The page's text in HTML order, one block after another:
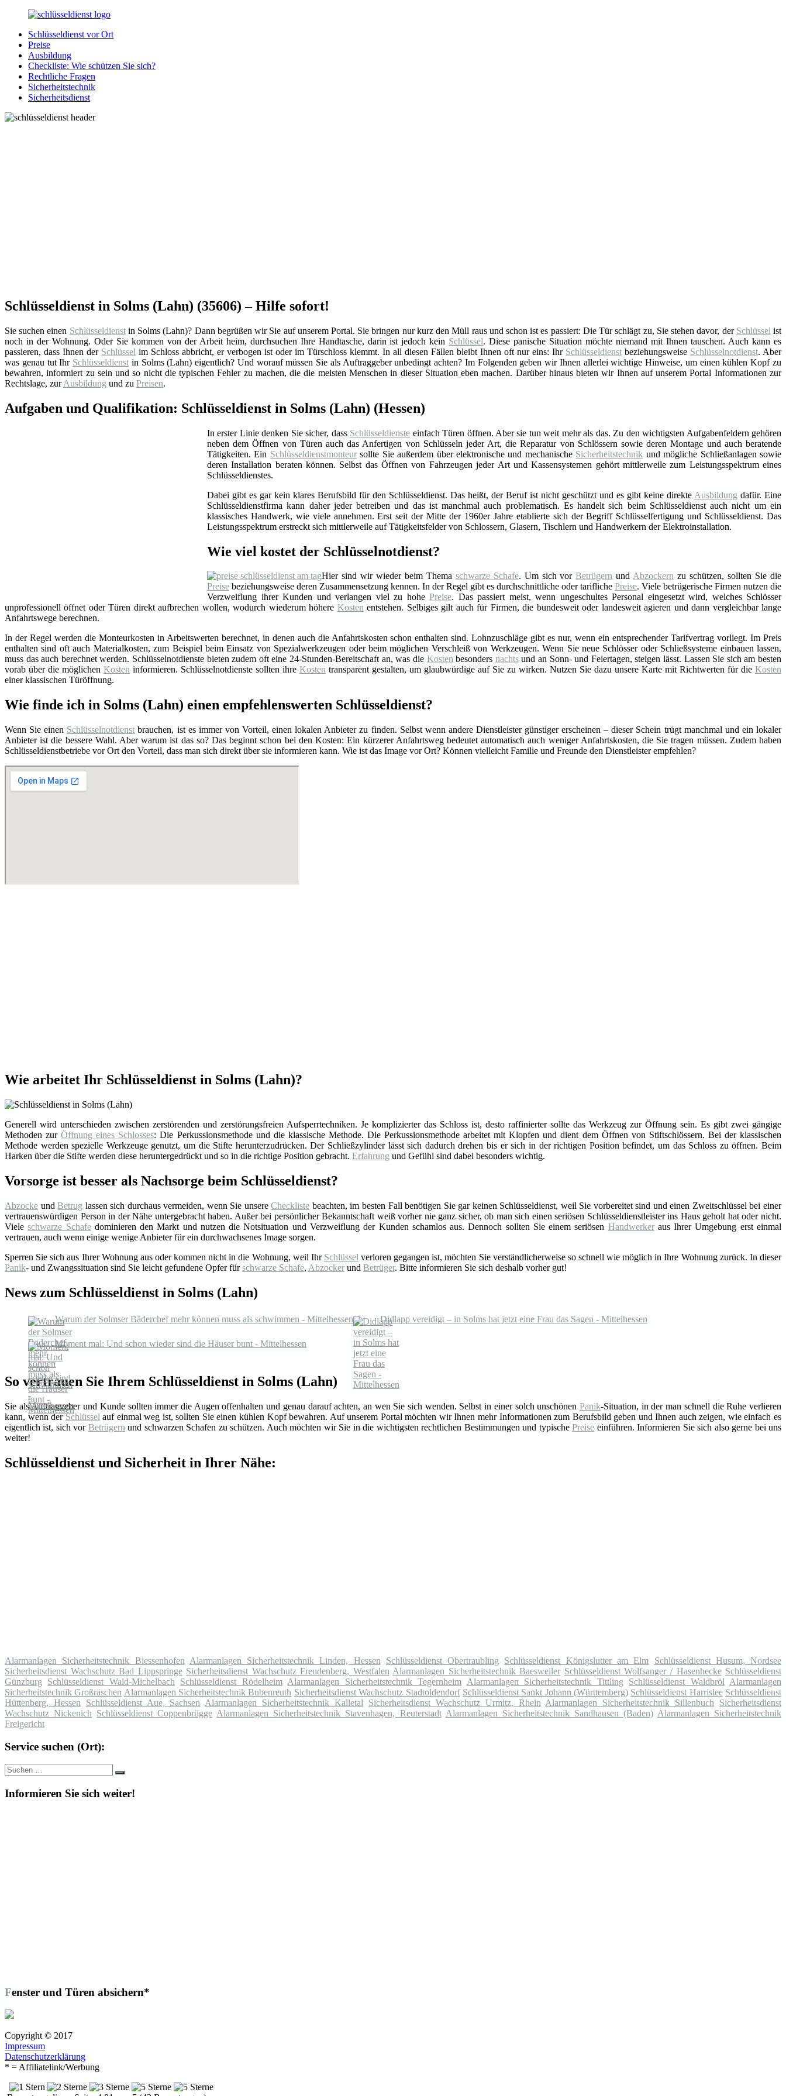
Zurück
Inhalt
SchluesseldienstDirekt.de
Ihre
Notlage
wird
gelöst!
Schlüsseldienst vor Ort
Preise
Ausbildung
Checkliste: Wie schützen Sie sich?
Rechtliche Fragen
Sicherheitstechnik
Sicherheitsdienst
Schlüsseldienst in Solms (Lahn) (35606) – Hilfe sofort!
Sie suchen einen Schlüsseldienstin Solms (Lahn)? Dann begrüßen wir Sie auf unserem Portal. Sie bringen nur kurz den Müll raus und schon ist es passiert: Die Tür schlägt zu, Sie stehen davor, der Schlüssel ist
noch in der Wohnung. Oder Sie kommen von der Arbeit heim, durchsuchen Ihre Handtasche, darin ist jedoch kein Schlüssel. Diese panische Situation möchte niemand mit Ihnen tauschen. Auch kann es
passieren, dass Ihnen der Schlüssel im Schloss abbricht, er verbogen ist oder im Türschloss klemmt. In all diesen Fällen bleibt Ihnen oft nur eins: Ihr Schlüsseldienst beziehungsweise Schlüsselnotdienst. Aber
was genau tut Ihr Schlüsseldienst in Solms (Lahn) eigentlich? Und worauf müssen Sie als Auftraggeber unbedingt achten? Im Folgenden geben wir Ihnen allerlei wichtige Hinweise, um einen kühlen Kopf zu
bewahren, informiert zu sein und so nicht die typischen Fehler zu machen, die die meisten Menschen in dieser Situation eben machen. Darüber hinaus bieten wir Ihnen auf unserem Portal Informationen zur
Rechtslage, zurAusbildung und zu Preisen.
Aufgaben und Qualifikation: Schlüsseldienst in Solms (Lahn) (Hessen)
In erster Linie denken Sie sicher, dass Schlüsseldienste einfach Türen öffnen. Aber sie tun weit mehr als das. Zu den wichtigsten Aufgabenfeldern gehören
neben dem Öffnen von Türen auch das Anfertigen von Schlüsseln jeder Art, die Reparatur von Schlössern sowie deren Montage und auch beratende
Tätigkeiten. Ein Schlüsseldienstmonteursollte Sie außerdem über elektronische und mechanische Sicherheitstechnik und mögliche Schließanlagen sowie
deren Installation beraten können. Selbst das Öffnen von Fahrzeugen jeder Art und Kassensystemen gehört mittlerweile zum Leistungsspektrum eines
Schlüsseldienstes.
Dabei gibt es gar kein klares Berufsbild für den Schlüsseldienst. Das heißt, der Beruf ist nicht geschützt und es gibt keine direkte Ausbildung dafür. Eine
Schlüsseldienstfirma kann daher jeder betreiben und das ist manchmal auch problematisch. Es handelt sich beim Schlüsseldienst auch nicht um ein
klassisches Handwerk, wie viele annehmen. Erst seit der Mitte der 1960er Jahre etablierte sich der Begriff Schlüsselfertigung und Schlüsseldienst. Das
Leistungsspektrum erstreckt sich mittlerweile auf Tätigkeitsfelder von Schlossern, Glasern, Tischlern und Handwerkern der Elektroinstallation.
Wie viel kostet der Schlüsselnotdienst?
Hier sind wir wieder beim Thema schwarze Schafe. Um sich vorBetrügern undAbzockern zu schützen, sollten Sie die
Preise beziehungsweise deren Zusammensetzung kennen. In der Regel gibt es durchschnittliche oder tarifliche Preise. Viele betrügerische Firmen nutzen die
Verzweiflung ihrer Kunden und verlangen viel zu hohe Preise. Das passiert meist, wenn ungeschultes Personal eingesetzt wird, welches Schlösser
unprofessionell öffnet oder Türen direkt aufbrechen wollen, wodurch wiederum höhere Kostenentstehen. Selbiges gilt auch für Firmen, die bundesweit oder landesweit agieren und dann vergleichbar lange
Anfahrtswege berechnen.
In der Regel werden die Monteurkosten in Arbeitswerten berechnet, in denen auch die Anfahrtskosten schon enthalten sind. Lohnzuschläge gibt es nur, wenn ein entsprechender Tarifvertrag vorliegt. Im Preis
enthalten sind oft auch Materialkosten, zum Beispiel beim Einsatz von Spezialwerkzeugen oder beim möglichen Verschleiß von Werkzeugen. Wenn Sie neue Schlösser oder Schließsysteme einbauen lassen,
muss das auch berechnet werden. Schlüsselnotdienste bieten zudem oft eine 24-Stunden-Bereitschaft an, was die Kostenbesonders nachtsund an Sonn- und Feiertagen, steigen lässt. Lassen Sie sich am besten
vorab über die möglichen Kosten informieren. Schlüsselnotdienste sollten ihre Kosten transparent gestalten, um glaubwürdige auf Sie zu wirken. Nutzen Sie dazu unsere Karte mit Richtwerten für die Kosten
einer klassischen Türöffnung.
Wie finde ich in Solms (Lahn) einen empfehlenswerten Schlüsseldienst?
Wenn Sie einen Schlüsselnotdienst brauchen, ist es immer von Vorteil, einen lokalen Anbieter zu finden. Selbst wenn andere Dienstleister günstiger erscheinen – dieser Schein trügt manchmal und ein lokaler
Anbieter ist die bessere Wahl. Aber warum ist das so? Das beginnt schon bei den Kosten: Ein kürzerer Anfahrtsweg bedeutet automatisch auch weniger Anfahrtskosten, die Sie tragen müssen. Zudem haben
Schlüsseldienstbetriebe vor Ort den Vorteil, dass man sich direkt über sie informieren kann. Wie ist das Image vor Ort? Können vielleicht Familie und Freunde den Dienstleister empfehlen?
Wie arbeitet Ihr Schlüsseldienst in Solms (Lahn)?
Generell wird unterschieden zwischen zerstörenden und zerstörungsfreien Aufsperrtechniken. Je komplizierter das Schloss ist, desto raffinierter sollte das Werkzeug zur Öffnung sein. Es gibt zwei gängige
Methoden zurÖffnung eines Schlosses: Die Perkussionsmethode und die klassische Methode. Die Perkussionsmethode arbeitet mit Klopfen und dient dem Öffnen von Stiftschlössern. Bei der klassischen
Methode werden spezielle Werkzeuge genutzt, um die Stifte herunterzudrücken. Der Schließzylinder lässt sich dadurch drehen bis er sich in der richtigen Position befindet, um das Schloss zu öffnen. Beim
Harken über die Stifte werden diese heruntergedrückt und so in die richtige Position gebracht. Erfahrung und Gefühl sind dabei besonders wichtig.
Vorsorge ist besser als Nachsorge beim Schlüsseldienst?
Abzocke undBetrug lassen sich durchaus vermeiden, wenn Sie unsereCheckliste beachten, im besten Fall benötigen Sie gar keinen Schlüsseldienst, weil Sie vorbereitet sind und einen Zweitschlüssel bei einer
vertrauenswürdigen Person in der Nähe untergebracht haben. Außer bei persönlicher Bekanntschaft weiß vorher nie ganz sicher, ob man sich einen seriösen Schlüsseldienstleister ins Haus geholt hat oder nicht.
Vieleschwarze Schafedominieren den Markt und nutzen die Notsituation und Verzweiflung der Kunden schamlos aus. Dennoch sollten Sie einem seriösen Handwerkeraus Ihrer Umgebung erst einmal
vertrauen, auch wenn einige wenige Anbieter für ein durchwachsenes Image sorgen.
Sperren Sie sich aus Ihrer Wohnung aus oder kommen nicht in die Wohnung, weil Ihr Schlüssel verloren gegangen ist, möchten Sie verständlicherweise so schnell wie möglich in Ihre Wohnung zurück. In dieser
Panik- und Zwangssituation sind Sie leicht gefundene Opfer fürschwarze Schafe, Abzocker und Betrüger. Bitte informieren Sie sich deshalb vorher gut!
News zum Schlüsseldienst in Solms (Lahn)
Warum der Solmser Bäderchef mehr können muss als schwimmen - Mittelhessen Didlapp vereidigt – in Solms hat jetzt eine Frau das Sagen - Mittelhessen
Moment mal: Und schon wieder sind die Häuser bunt - Mittelhessen
So vertrauen Sie Ihrem Schlüsseldienst in Solms (Lahn)
Sie als Auftraggeber und Kunde sollten immer die Augen offenhalten und genau darauf achten, an wen Sie sich wenden. Selbst in einer solch unschönenPanik-Situation, in der man schnell die Ruhe verlieren
kann, wenn derSchlüssel auf einmal weg ist, sollten Sie einen kühlen Kopf bewahren. Auf unserem Portal möchten wir Ihnen mehr Informationen zum Berufsbild geben und Ihnen auch zeigen, wie einfach es
eigentlich ist, sich vor Betrügern und schwarzen Schafen zu schützen. Auch möchten wir Sie in die wichtigsten rechtlichen Bestimmungen und typischePreise einführen. Informieren Sie sich also gerne bei uns
weiter!
Schlüsseldienst und Sicherheit in Ihrer Nähe:
Alarmanlagen Sicherheitstechnik Biessenhofen Alarmanlagen Sicherheitstechnik Linden, Hessen Schlüsseldienst Obertraubling Schlüsseldienst Königslutter am Elm
Schlüsseldienst Husum, Nordsee
Sicherheitsdienst Wachschutz Bad Lippspringe Sicherheitsdienst Wachschutz Freudenberg, Westfalen Alarmanlagen Sicherheitstechnik Baesweiler Schlüsseldienst Wolfsanger / Hasenhecke Schlüsseldienst
Günzburg
Schlüsseldienst Wald-Michelbach Schlüsseldienst Rödelheim Alarmanlagen Sicherheitstechnik Tegernheim Alarmanlagen Sicherheitstechnik Tittling Schlüsseldienst Waldbröl Alarmanlagen
Sicherheitstechnik Großräschen Alarmanlagen Sicherheitstechnik Bubenreuth Sicherheitsdienst Wachschutz Stadtoldendorf Schlüsseldienst Sankt Johann (Württemberg) Schlüsseldienst Harrislee Schlüsseldienst
Hüttenberg, Hessen
Schlüsseldienst Aue, Sachsen Alarmanlagen Sicherheitstechnik Kalletal Sicherheitsdienst Wachschutz Urmitz, Rhein Alarmanlagen Sicherheitstechnik Sillenbuch
Sicherheitsdienst
Wachschutz Nickenich Schlüsseldienst Coppenbrügge Alarmanlagen Sicherheitstechnik Stavenhagen, Reuterstadt Alarmanlagen Sicherheitstechnik Sandhausen (Baden) Alarmanlagen Sicherheitstechnik
Freigericht
Service suchen (Ort):
Suche
nach:
Suchen
Informieren Sie sich weiter!
Fenster und Türen absichern*
Copyright © 2017
Impressum
Datenschutzerklärung
* = Affiliatelink/Werbung